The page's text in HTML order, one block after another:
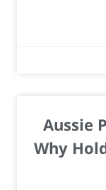
Aussie
Why